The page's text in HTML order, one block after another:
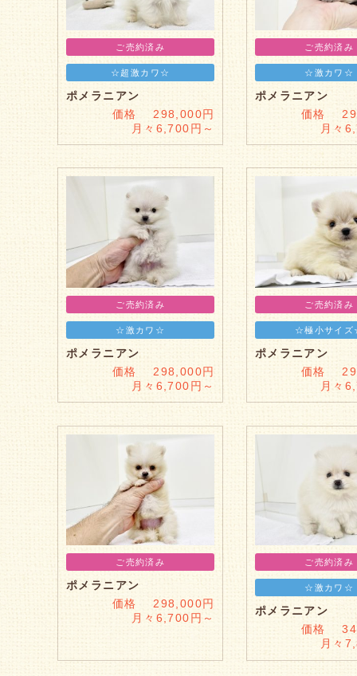
ご売約済み
☆超激カワ☆
ポメラニアン
価格 298,000円
月々6,700円～
ご売約済み
☆激カワ☆
ポメラニアン
価格
月々
ご売約済み
☆激カワ☆
ポメラニアン
価格 298,000円
月々6,700円～
ご売約済み
☆極小サイ
ポメラニアン
価格
月々
ご売約済み
ポメラニアン
価格 298,000円
月々6,700円～
ご売約済み
☆激カワ☆
ポメラニアン
価格
月々